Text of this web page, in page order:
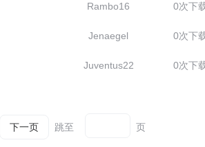
Rambo16 0次下
Jenaegel 0次下
Juventus22 0次下
下一页 跳至 页